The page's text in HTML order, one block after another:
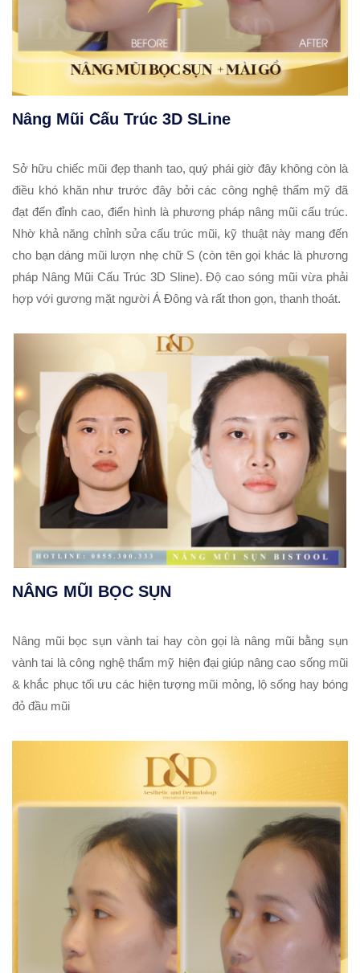
Nâng Mũi Cấu Trúc 3D SLine
Sở hữu chiếc mũi đẹp thanh tao, quý phái giờ đây không còn là
điều khó khăn như trước đây bởi các công nghệ thẩm mỹ đã
đạt đến đỉnh cao, điển hình là phương pháp nâng mũi cấu trúc.
Nhờ khả năng chỉnh sửa cấu trúc mũi, kỹ thuật này mang đến
cho bạn dáng mũi lượn nhẹ chữ S (còn tên gọi khác là phương
pháp Nâng Mũi Cấu Trúc 3D Sline). Độ cao sóng mũi vừa phải
hợp với gương mặt người Á Đông và rất thon gọn, thanh thoát.
NÂNG MŨI BỌC SỤN
Nâng mũi bọc sụn vành tai hay còn gọi là nâng mũi bằng sụn
vành tai là công nghệ thẩm mỹ hiện đại giúp nâng cao sống mũi
& khắc phục tối ưu các hiện tượng mũi mỏng, lộ sống hay bóng
đỏ đầu mũi